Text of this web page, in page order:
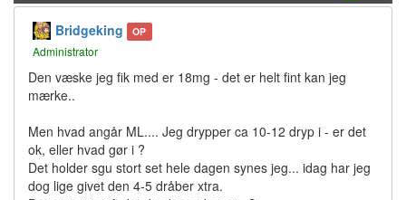
Bridgeking OP
Administrator
Den væske jeg fik med er 18mg - det er helt fint kan jeg
mærke..
Men hvad angår ML.... Jeg drypper ca 10-12 dryp i - er det
ok, eller hvad gør i ?
Det holder sgu stort set hele dagen synes jeg... idag har jeg
dog lige givet den 4-5 dråber xtra.